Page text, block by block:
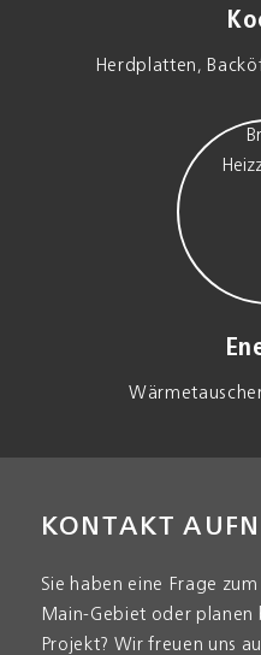
Herd­platten,
KONTAKT
Sie haben eine Frage
Main-Gebiet oder planen
Projekt? Wir freuen uns